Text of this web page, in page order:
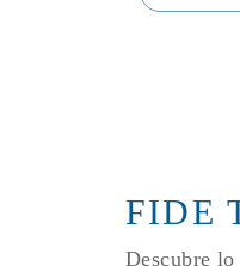
FIDE
Descubre